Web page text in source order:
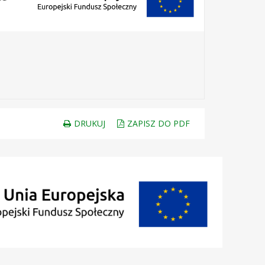
DRUKUJ ZAPISZ DO PDF